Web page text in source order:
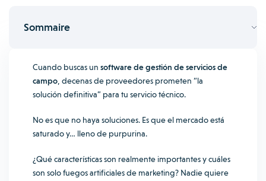
Sommaire
Cuando buscas un software de gestión de servicios de
campo , decenas de proveedores prometen “la
solución definitiva” para tu servicio técnico.
No es que no haya soluciones. Es que el mercado está
saturado y… lleno de purpurina.
¿Qué características son realmente importantes y cuáles
son solo fuegos artificiales de marketing? Nadie quiere